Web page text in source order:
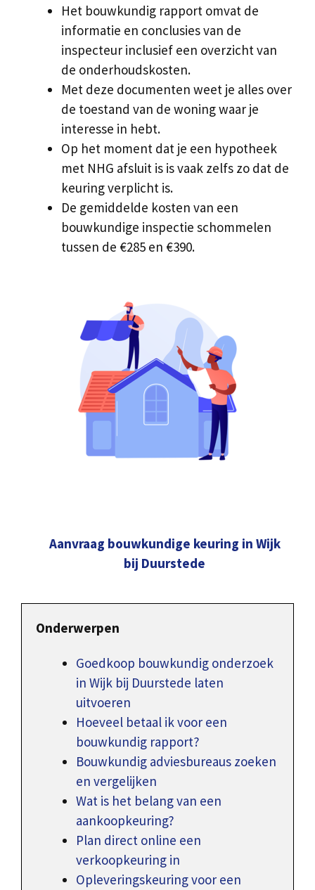
Het bouwkundig rapport omvat de
informatie en conclusies van de
inspecteur inclusief een overzicht van
de onderhoudskosten.
Met deze documenten weet je alles over
de toestand van de woning waar je
interesse in hebt.
Op het moment dat je een hypotheek
met NHG afsluit is is vaak zelfs zo dat de
keuring verplicht is.
De gemiddelde kosten van een
bouwkundige inspectie schommelen
tussen de €285 en €390.
Aanvraag bouwkundige keuring in Wijk
bij Duurstede
Onderwerpen
Goedkoop bouwkundig onderzoek
in Wijk bij Duurstede laten
uitvoeren
Hoeveel betaal ik voor een
bouwkundig rapport?
Bouwkundig adviesbureaus zoeken
en vergelijken
Wat is het belang van een
aankoopkeuring?
Plan direct online een
verkoopkeuring in
Opleveringskeuring voor een